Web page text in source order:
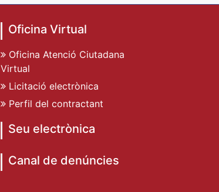
Oficina Virtual
Oficina Atenció Ciutadana
Virtual
Licitació electrònica
Perfil del contractant
Seu electrònica
Canal de denúncies